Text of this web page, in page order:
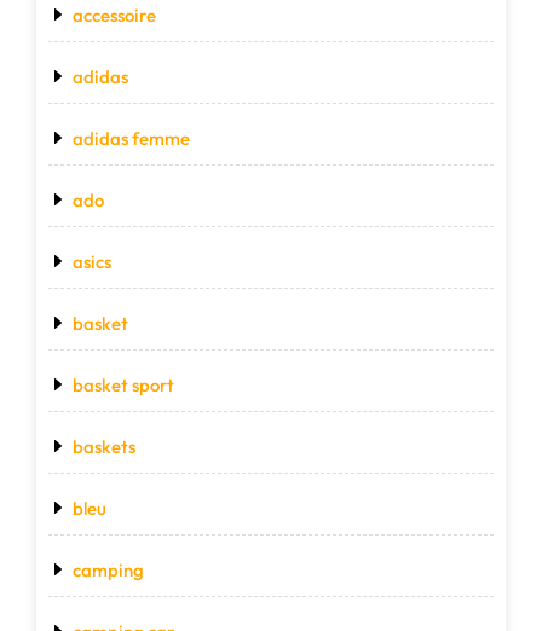
accessoire
adidas
adidas femme
ado
asics
basket
basket sport
baskets
bleu
camping